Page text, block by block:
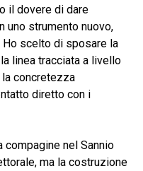
il dovere di dare
uno strumento nuovo,
Ho scelto di sposare la
linea tracciata a livello
concretezza
diretto con i
compagine nel Sannio
ma la costruzione